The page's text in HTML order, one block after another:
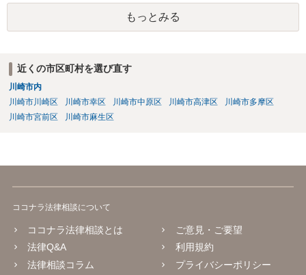
あると、賠償責任についての会社側の立証のハードルは下がるので、
署名すべきではないということになります。
もっとみる
近くの市区町村を選び直す
川崎市内
川崎市川崎区
川崎市幸区 川崎市中原区 川崎市高津区
川崎市多摩区
川崎市宮前区
川崎市麻生区
ココナラ法律相談について
ココナラ法律相談とは
法律Q&A
法律相談コラム
ご意見・ご要望
利用規約
プライバシーポリシー